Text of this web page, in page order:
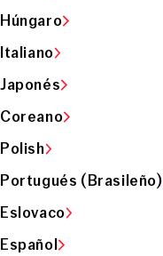
Húngaro
Italiano
Japonés
Coreano
Polish
Portugués (Brasileño)
Eslovaco
Español